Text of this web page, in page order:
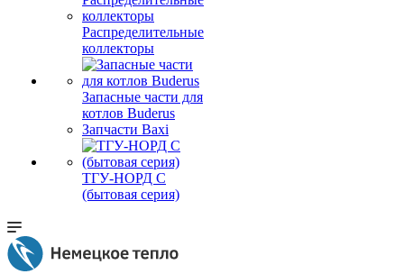
Распределительные
коллекторы
Запасные части для
котлов Buderus
Запчасти Baxi
ТГУ-НОРД С
(бытовая серия)